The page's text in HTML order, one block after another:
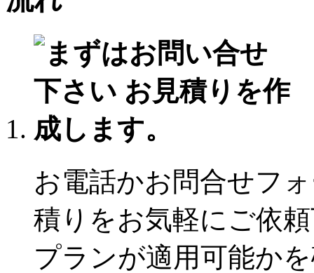
お電話かお問合せフ
積りをお気軽にご依
プランが適用可能か